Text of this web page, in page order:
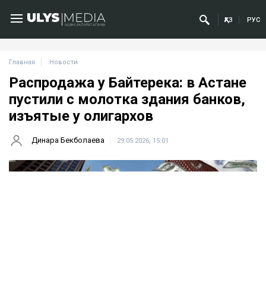
ҚАЗ РУС
Главная Новости
Распродажа у Байтерека: в Астане
пустили с молотка здания банков,
изъятые у олигархов
Динара Бекболаева 29.05.2026, 15:01